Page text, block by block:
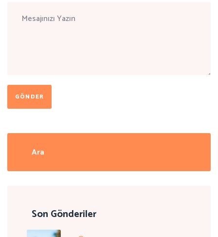
GÖNDER
Son Gönderiler